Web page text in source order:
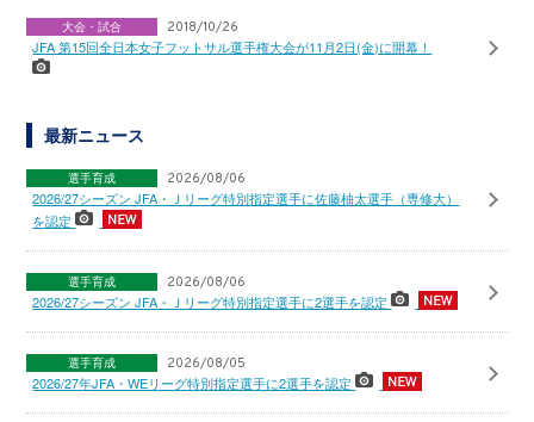
大会・試合 2018/10/26
JFA 第15回全日本女子フットサル選手権大会が11月2日(金)に開幕！
最新ニュース
選手育成 2026/08/06
2026/27シーズン JFA・Ｊリーグ特別指定選手に佐藤柚太選手（専修大）
を認定
選手育成 2026/08/06
2026/27シーズン JFA・Ｊリーグ特別指定選手に2選手を認定
選手育成 2026/08/05
2026/27年JFA・WEリーグ特別指定選手に2選手を認定